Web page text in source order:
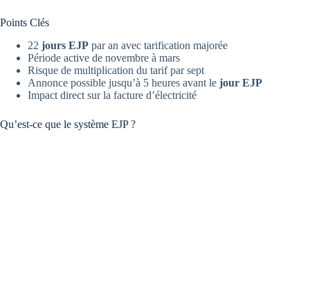
Points Clés
22 jours EJP par an avec tarification majorée
Période active de novembre à mars
Risque de multiplication du tarif par sept
Annonce possible jusqu’à 5 heures avant le jour EJP
Impact direct sur la facture d’électricité
Qu’est-ce que le système EJP ?